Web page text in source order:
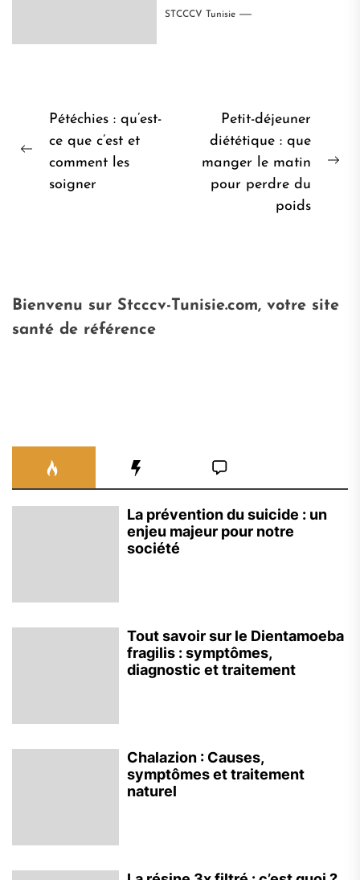
STCCCV Tunisie
Navigation
de
l’article
précédent:
Pétéchies : qu’est-
ce que c’est et
comment les
soigner
Petit-déjeuner
diététique : que
manger le matin
pour perdre du
poids
Bienvenu sur Stcccv-Tunisie.com, votre site
santé de référence
La prévention du suicide : un
enjeu majeur pour notre
société
Tout savoir sur le Dientamoeba
fragilis : symptômes,
diagnostic et traitement
Chalazion : Causes,
symptômes et traitement
naturel